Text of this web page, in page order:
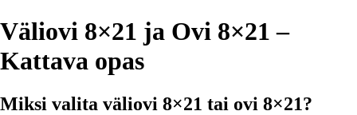
Väliovi 8×21 ja Ovi 8×21 –
Kattava opas
Miksi valita väliovi 8×21 tai ovi 8×21?